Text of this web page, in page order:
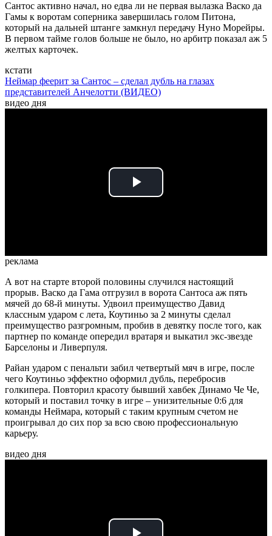
Сантос активно начал, но едва ли не первая вылазка Васко да
Гамы к воротам соперника завершилась голом Питона,
который на дальней штанге замкнул передачу Нуно Морейры.
В первом тайме голов больше не было, но арбитр показал аж 5
желтых карточек.
кстати
Неймар феерит за Сантос – сделал дубль на глазах
представителей Анчелотти (ВИДЕО)
видео дня
Play
реклама
А вот на старте второй половины случился настоящий
прорыв. Васко да Гама отгрузил в ворота Сантоса аж пять
мячей до 68-й минуты. Удвоил преимущество Давид
классным ударом с лета, Коутиньо за 2 минуты сделал
преимущество разгромным, пробив в девятку после того, как
партнер по команде опередил вратаря и выкатил экс-звезде
Барселоны и Ливерпуля.
Райан ударом с пенальти забил четвертый мяч в игре, после
чего Коутиньо эффектно оформил дубль, перебросив
голкипера. Повторил красоту бывший хавбек Динамо Че Че,
который и поставил точку в игре – унизительные 0:6 для
команды Неймара, который с таким крупным счетом не
проигрывал до сих пор за всю свою профессиональную
карьеру.
видео дня